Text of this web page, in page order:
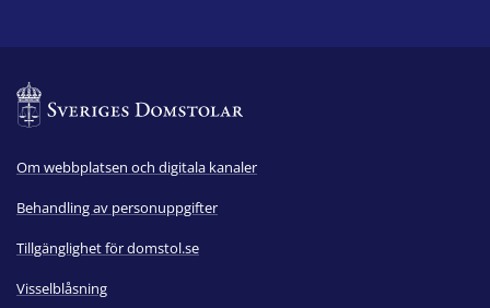
Om webbplatsen och digitala kanaler
Behandling av personuppgifter
Tillgänglighet för domstol.se
Visselblåsning